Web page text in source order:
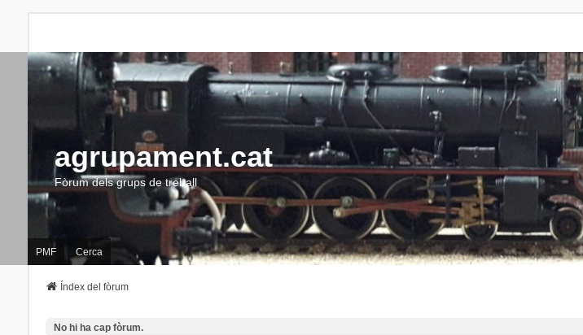
agrupament.cat
Fòrum dels grups de treball
PMF Cerca
Índex del fòrum
No hi ha cap fòrum.